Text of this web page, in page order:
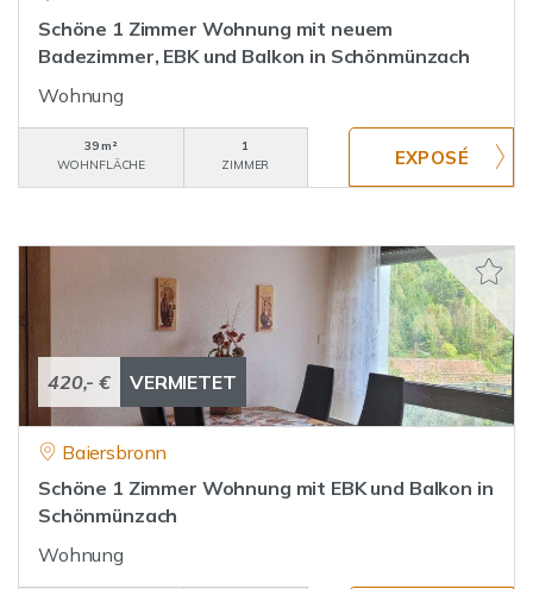
Schöne 1 Zimmer Wohnung mit neuem
Badezimmer, EBK und Balkon in Schönmünzach
Wohnung
39 m²
WOHNFLÄCHE
1
ZIMMER
420,- € VERMIETET
Baiersbronn
Schöne 1 Zimmer Wohnung mit EBK und Balkon in
Schönmünzach
Wohnung